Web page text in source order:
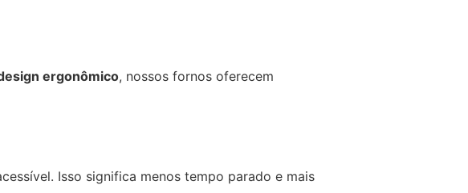
ergonômico, nossos fornos oferecem
Isso significa menos tempo parado e mais